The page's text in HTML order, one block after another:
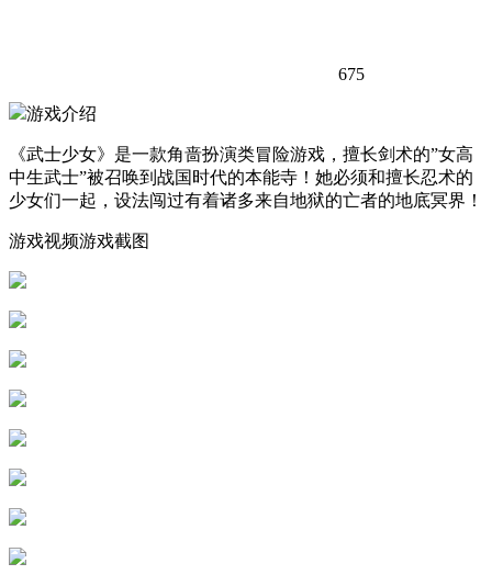
675
游戏介绍
《武士少女》是一款角啬扮演类冒险游戏，擅长剑术的”女高
中生武士”被召唤到战国时代的本能寺！她必须和擅长忍术的
少女们一起，设法闯过有着诸多来自地狱的亡者的地底冥界！
游戏视频游戏截图